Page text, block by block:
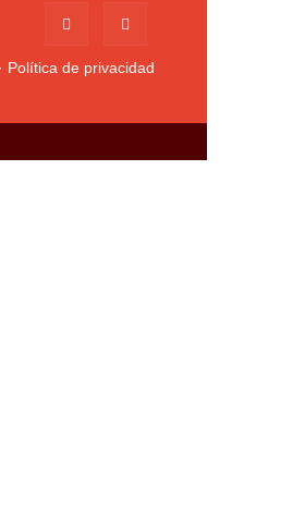
· Política de privacidad